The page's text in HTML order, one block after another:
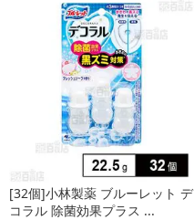
[32個]小林製薬 ブルーレット デ
コラル 除菌効果プラス ...